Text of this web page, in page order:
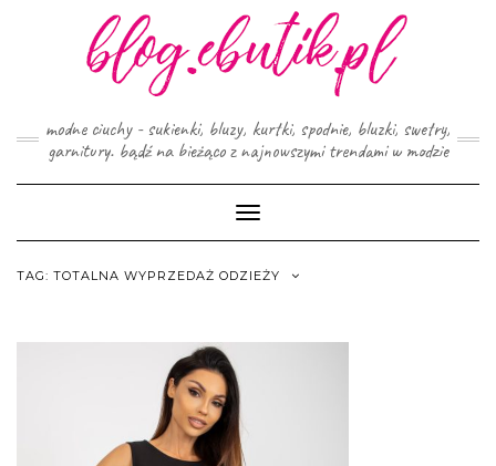
modne ciuchy - sukienki, bluzy, kurtki, spodnie, bluzki, swetry,
garnitury. bądź na bieżąco z najnowszymi trendami w modzie
Toggle
Navigation
TAG: TOTALNA WYPRZEDAŻ ODZIEŻY